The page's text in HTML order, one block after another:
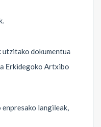
dokumentua
Erkidegoko Artxibo
langileak,